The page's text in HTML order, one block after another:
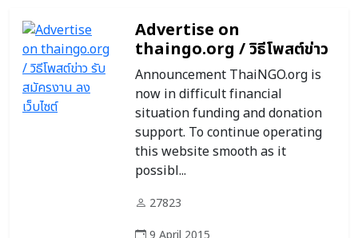
Advertise on
thaingo.org / วิธีโพสต์ข่าว
รับสมัครงาน ลงเว็บไซต์
Announcement ThaiNGO.org is
now in difficult financial
situation funding and donation
support. To continue operating
this website smooth as it
possibl...
27823